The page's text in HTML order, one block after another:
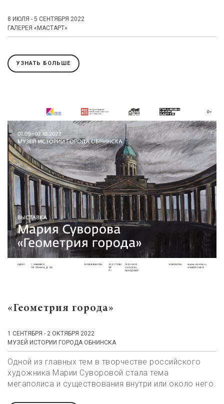
8 ИЮЛЯ - 5 СЕНТЯБРЯ 2022
ГАЛЕРЕЯ «МАСТАРТ»
УЗНАТЬ БОЛЬШЕ
«Геометрия города»
1 СЕНТЯБРЯ - 2 ОКТЯБРЯ 2022
МУЗЕЙ ИСТОРИИ ГОРОДА ОБНИНСКА
Одной из главных тем в творчестве российского
художника Марии Суворовой стала тема
мегаполиса и существования внутри или около него.